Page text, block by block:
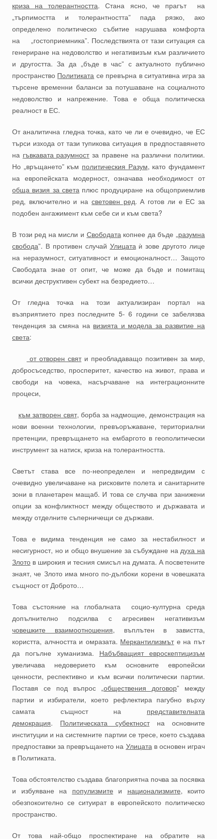
криза на толерантността. Стана ясно, че прагът на
„търпимостта и толерантността” пада рязко, ако
определено политическо събитие нарушава комфорта
на „гостоприемника”. Последствията от тази ситуация са
генериране на недоволство и негативизъм към различието
и другостта. За да „бъде в час” с актуалното публично
пространство Политиката се превърна в ситуативна игра за
търсене временни баланси за потушаване на социалното
недоволство и напрежение. Това е обща политическа
реалност в ЕС.
От аналитична гледна точка, като че ли е очевидно, че ЕС
търси изхода от тази тупикова ситуация в предпоставянето
на гъвкавата разумностза правене на различни политики.
Но „връщането” към политическия Разум, като фундамент
на европейската модерност, означава необходимост от
обща визия за светаплюс продуциране на общоприемлив
ред, включително и на световен ред. А готов ли е ЕС за
подобен ангажимент към себе си и към света?
В този ред на мисли и Свободатакопнее да бъде „разумна
свобода”. В противен случай Улицатаѝ зове другото лице
на неразумност, ситуативност и емоционалност… Защото
Свободата знае от опит, че може да бъде и помитащ
всички деструктивен субект на безредието…
От гледна точка на този актуализиран портал на
възприятието през последните 5- 6 години се забелязва
тенденция за смяна на визията и модела за развитие на
света:
от отворен святи преобладаващо позитивен за мир,
добросъседство, просперитет, качество на живот, права и
свободи на човека, насърчаване на интеграционните
процеси,
към затворен свят, борба за надмощие, демонстрация на
нови военни технологии, превъоръжаване, териториални
претенции, превръщането на ембаргото в геополитически
инструмент за натиск, криза на толерантността.
Светът става все по-неопределен и непредвидим с
очевидно увеличаване на рисковите полета и санитарните
зони в планетарен мащаб. И това се случва при занижени
опции за конфликтност между обществото и държавата и
между отделните съперничещи се държави.
Това е видима тенденция не само за нестабилност и
несигурност, но и общо внушение за събуждане надуха на
Злото в широкия и тесния смисъл на думата. А посветените
знаят, че Злото има много по-дълбоки корени в човешката
същност от Доброто…
Това състояние на глобалната социо-културна среда
допълнително подсилва с агресивен негативизъм
човешките взаимоотношения, въплътен в завистта,
користта, алчността и омразата. Меркантилизмъте на път
да погълне хуманизма. Набъбващият евроскептицизъм
увеличава недоверието към основните европейски
ценности, респективно и към всички политически партии.
Поставя се под въпрос „обществения договор” между
партии и избиратели, което рефлектира пагубно върху
самата същност на представителната
демокрация. Политическата субектностна основните
институции и на системните партии се тресе, което създава
предпоставки за превръщането на Улицатав основен играч
в Политиката.
Това обстоятелство създава благоприятна почва за посявка
и избуяване на популизмите и национализмите, които
обезпокоително се ситуират в европейското политическо
пространство.
От това най-общо проспектиране на обратите на